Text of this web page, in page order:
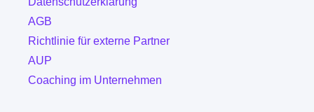
werden
AGB
Richtlinie für externe Partner
AUP
Coaching im Unternehmen